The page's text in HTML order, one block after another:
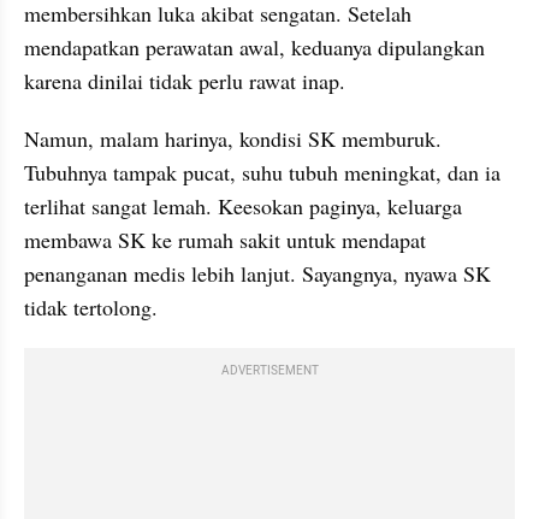
membersihkan luka akibat sengatan. Setelah
mendapatkan perawatan awal, keduanya dipulangkan
karena dinilai tidak perlu rawat inap.
Namun, malam harinya, kondisi SK memburuk.
Tubuhnya tampak pucat, suhu tubuh meningkat, dan ia
terlihat sangat lemah. Keesokan paginya, keluarga
membawa SK ke rumah sakit untuk mendapat
penanganan medis lebih lanjut. Sayangnya, nyawa SK
tidak tertolong.
ADVERTISEMENT